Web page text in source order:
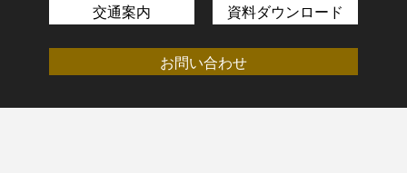
交通案内 資料ダウンロード
お問い合わせ